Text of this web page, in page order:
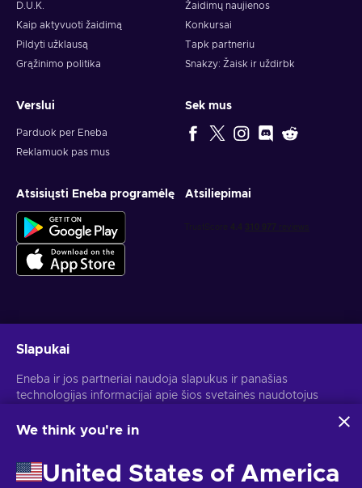
D.U.K.
Kaip aktyvuoti žaidimą
Pildyti užklausą
Grąžinimo politika
Žaidimų naujienos
Konkursai
Tapk partneriu
Snakzy: Žaisk ir uždirbk
Verslui
Parduok per Eneba
Reklamuok pas mus
Sek mus
Atsisiųsti Eneba programėlę Atsiliepimai
Atšaukti prenumeratą gali bet kada. Daugiau informacijos rasi
Slapukai
Eneba ir jos partneriai naudoja slapukus ir panašias
technologijas informacijai apie šios svetainės naudotojus
pagerintume svetainės turinį, reklamą ir kitas paslaugas. Tavo
skelbimams personalizuoti.
Spustelėjus "Sutinku su viskuo", tu sutinki, kad Eneba ir jos
We think you're in
United States of America